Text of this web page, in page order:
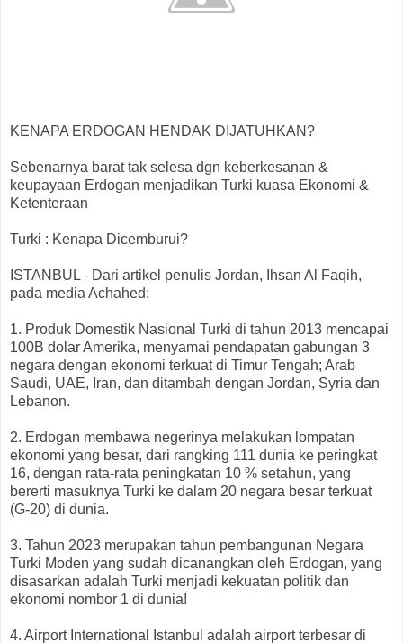
KENAPA ERDOGAN HENDAK DIJATUHKAN?
Sebenarnya barat tak selesa dgn keberkesanan &
keupayaan Erdogan menjadikan Turki kuasa Ekonomi &
Ketenteraan
Turki : Kenapa Dicemburui?
ISTANBUL - Dari artikel penulis Jordan, Ihsan Al Faqih,
pada media Achahed:
1. Produk Domestik Nasional Turki di tahun 2013 mencapai
100B dolar Amerika, menyamai pendapatan gabungan 3
negara dengan ekonomi terkuat di Timur Tengah; Arab
Saudi, UAE, Iran, dan ditambah dengan Jordan, Syria dan
Lebanon.
2. Erdogan membawa negerinya melakukan lompatan
ekonomi yang besar, dari rangking 111 dunia ke peringkat
16, dengan rata-rata peningkatan 10 % setahun, yang
bererti masuknya Turki ke dalam 20 negara besar terkuat
(G-20) di dunia.
3. Tahun 2023 merupakan tahun pembangunan Negara
Turki Moden yang sudah dicanangkan oleh Erdogan, yang
disasarkan adalah Turki menjadi kekuatan politik dan
ekonomi nombor 1 di dunia!
4. Airport International Istanbul adalah airport terbesar di